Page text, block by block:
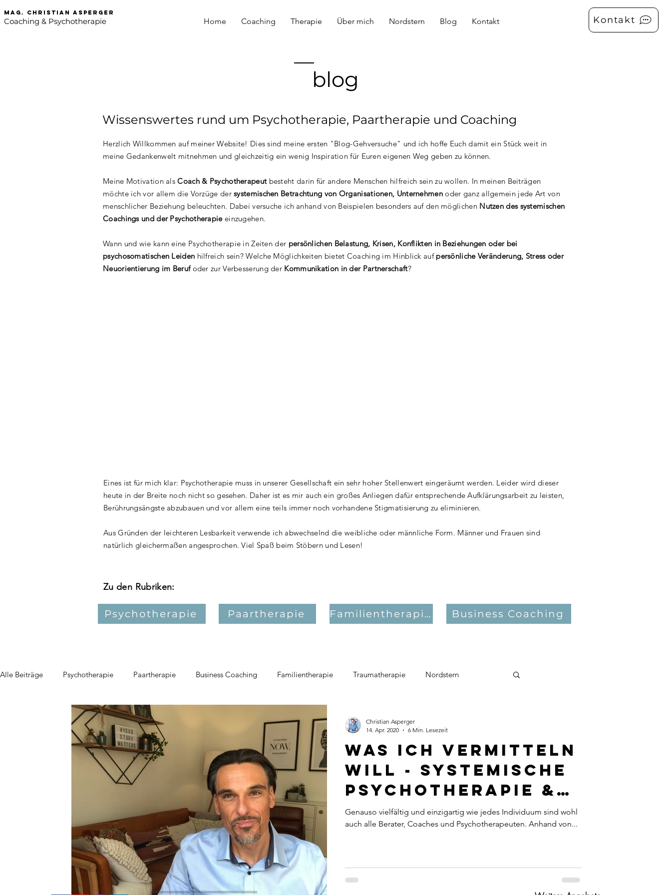
mag. Christian asperger
Coaching & Psychotherapie Home Coaching Therapie Über mich Nordstern Blog Kontakt Kontakt
blog
Wissenswertes rund um Psychotherapie, Paartherapie und Coaching
Herzlich Willkommen auf meiner Website! Dies sind meine ersten "Blog-Gehversuche" und ich hoffe Euch damit ein Stück weit in
meine Gedankenwelt mitnehmen und gleichzeitig ein wenig Inspiration für Euren eigenen Weg geben zu können.
Meine Motivation alsCoach & Psychotherapeutbesteht darin für andere Menschen hilfreich sein zu wollen. In meinen Beiträgen
möchte ich vor allem die Vorzüge dersystemischen Betrachtung von Organisationen, Unternehmenoder ganz allgemein jede Art von
menschlicher Beziehung beleuchten. Dabei versuche ich anhand von Beispielen besonders auf den möglichen Nutzen des systemischen
Coachings und der Psychotherapieeinzugehen.
Wann und wie kann eine Psychotherapie in Zeiten der persönlichen Belastung, Krisen, Konflikten in Beziehungen oder bei
psychosomatischen Leiden hilfreich sein? Welche Möglichkeiten bietet Coaching im Hinblick auf persönliche Veränderung, Stress oder
Neuorientierung im Berufoder zur Verbesserung der Kommunikation in der Partnerschaft?
Eines ist für mich klar: Psychotherapie muss in unserer Gesellschaft ein sehr hoher Stellenwert eingeräumt werden. Leider wird dieser
heute in der Breite noch nicht so gesehen. Daher ist es mir auch ein großes Anliegen dafür entsprechende Aufklärungsarbeit zu leisten,
Berührungsängste abzubauen und vor allem eine teils immer noch vorhandene Stigmatisierung zu eliminieren.
Aus Gründen der leichteren Lesbarkeit verwende ich abwechselnd die weibliche oder männliche Form. Männer und Frauen sind
natürlich gleichermaßen angesprochen. Viel Spaß beim Stöbern und Lesen!
Zu den Rubriken:
Psychotherapie Paartherapie Familientherapie Business Coaching
Alle Beiträge Psychotherapie Paartherapie Business Coaching Familientherapie Traumatherapie Nordstern
Familienunternehmen Stress Management
Was ich vermitteln
will - systemische
Psychotherapie &
Paartherapie
Genauso vielfältig und einzigartig wie jedes Individuum sind wohl
auch alle Berater, Coaches und Psychotherapeuten. Anhand von...
Christian Asperger
14. Apr. 2020
6 Min. Lesezeit